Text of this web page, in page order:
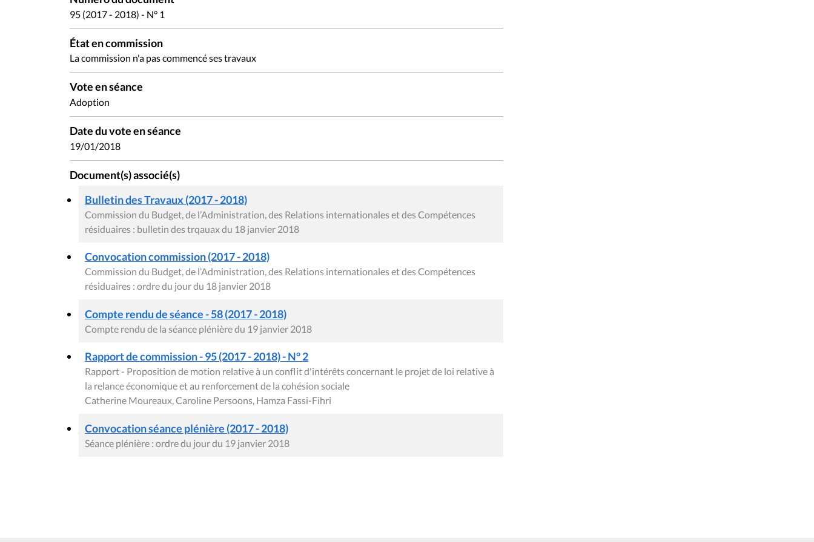
95 (2017 - 2018) - N° 1
État en commission
La commission n'a pas commencé ses travaux
Vote en séance
Adoption
Date du vote en séance
19/01/2018
Document(s) associé(s)
Bulletin des Travaux (2017 - 2018)
Commission du Budget, de l’Administration, des Relations internationales et des Compétences
résiduaires : bulletin des trqauax du 18 janvier 2018
Convocation commission (2017 - 2018)
Commission du Budget, de l’Administration, des Relations internationales et des Compétences
résiduaires : ordre du jour du 18 janvier 2018
Compte rendu de séance - 58 (2017 - 2018)
Compte rendu de la séance plénière du 19 janvier 2018
Rapport de commission - 95 (2017 - 2018) - N° 2
Rapport - Proposition de motion relative à un conflit d'intérêts concernant le projet de loi relative à
la relance économique et au renforcement de la cohésion sociale
Catherine Moureaux, Caroline Persoons, Hamza Fassi-Fihri
Convocation séance plénière (2017 - 2018)
Séance plénière : ordre du jour du 19 janvier 2018